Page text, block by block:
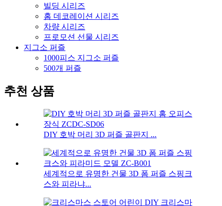
빌딩 시리즈
홈 데코레이션 시리즈
차량 시리즈
프로모션 선물 시리즈
지그소 퍼즐
1000피스 지그소 퍼즐
500개 퍼즐
추천 상품
DIY 호박 머리 3D 퍼즐 골판지 ...
세계적으로 유명한 건물 3D 폼 퍼즐 스핑크
스와 피라냐...